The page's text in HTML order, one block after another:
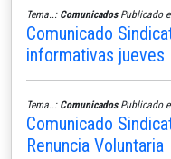
Tema..: ComunicadosPublicado
Comunicado
informativas
Tema..: ComunicadosPublicado
Comunicado
Renuncia Voluntaria